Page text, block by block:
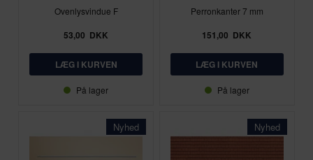
Ovenlysvindue F
53,00 DKK
På lager
Perronkanter 7 mm
151,00 DKK
På lager
Nyhed Nyhed